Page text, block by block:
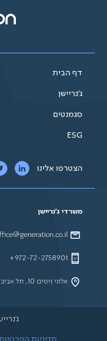
דף הבית
ג'נריישן
סגמנטים
ESG
הצטרפו אלינו
משרדי ג'נריישן
972-72-2758901+
אלוני ניסים 10, תל אביב - יפו, ישראל